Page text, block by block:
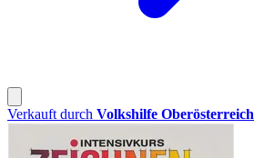
Verkauft durch Volkshilfe Oberösterreich